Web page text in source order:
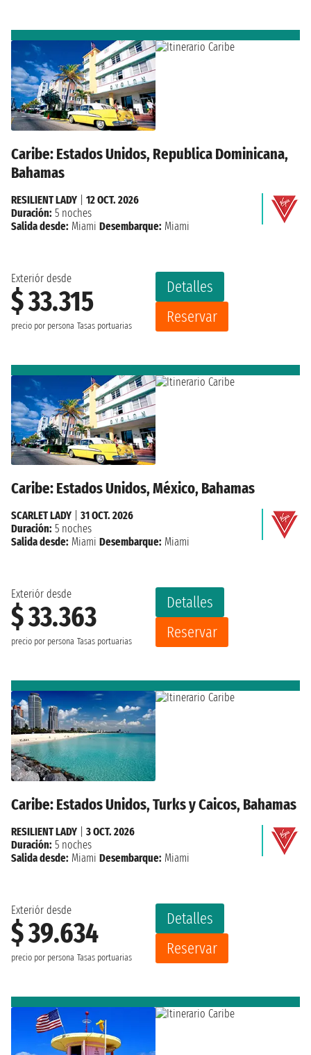
Caribe: Estados Unidos, Republica Dominicana,
Bahamas
Exteriór desde
$ 33.315
precio por persona Tasas portuarias
Detalles
Reservar
RESILIENT LADY
12 OCT. 2026
Duración: 5 noches
Salida desde: Miami Desembarque: Miami
Caribe: Estados Unidos, México, Bahamas
Exteriór desde
$ 33.363
precio por persona Tasas portuarias
Detalles
Reservar
SCARLET LADY
31 OCT. 2026
Duración: 5 noches
Salida desde: Miami Desembarque: Miami
Caribe: Estados Unidos, Turks y Caicos, Bahamas
Exteriór desde
$ 39.634
precio por persona Tasas portuarias
Detalles
Reservar
RESILIENT LADY
3 OCT. 2026
Duración: 5 noches
Salida desde: Miami Desembarque: Miami